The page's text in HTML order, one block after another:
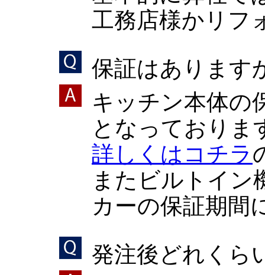
工務店様かリフ
保証はあります
キッチン本体の
となっておりま
詳しくはコチラ
またビルトイン
カーの保証期間
発注後どれくら